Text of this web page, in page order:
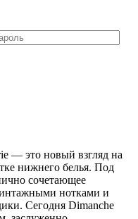
— это новый взгляд на
нижнего белья. Под
сочетающее
нотками и
Сегодня Dimanche